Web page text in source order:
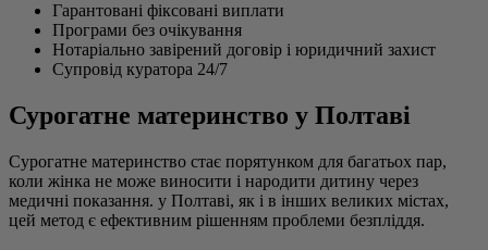
Гарантовані фіксовані виплати
Програми без очікування
Нотаріально завірений договір і юридичний захист
Супровід куратора 24/7
Сурогатне материнство у Полтаві
Сурогатне материнство стає порятунком для багатьох пар,
коли жінка не може виносити і народити дитину через
медичні показання. у Полтаві, як і в інших великих містах,
цей метод є ефективним рішенням проблеми безпліддя.